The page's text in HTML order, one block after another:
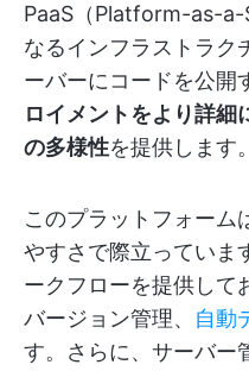
PaaS（Platform-as-a-
なるインフラストラク
ーバーにコードを公開
ロイメントをより詳細
の多様性を提供します。
このプラットフォーム
やすさで際立っていま
ークフローを提供して
バージョン管理、 自動
す。さらに、サーバー